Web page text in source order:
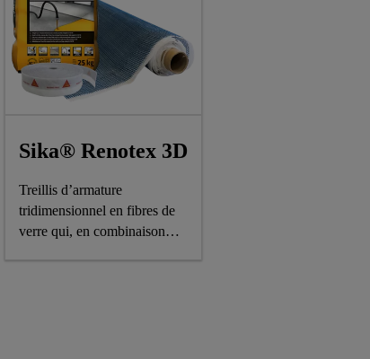
Sika® Renotex 3D
Treillis d’armature
tridimensionnel en fibres de
verre qui, en combinaison